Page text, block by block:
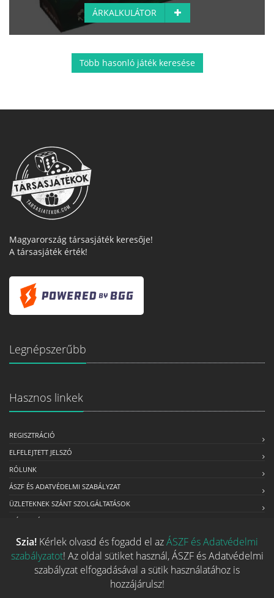
ÁRKALKULÁTOR
Több hasonló játék keresése
Magyarország társasjáték keresője!
A társasjáték érték!
Legnépszerűbb
Hasznos linkek
REGISZTRÁCIÓ
ELFELEJTETT JELSZÓ
RÓLUNK
ÁSZF ÉS ADATVÉDELMI SZABÁLYZAT
ÜZLETEKNEK SZÁNT SZOLGÁLTATÁSOK
MÉDIAAJÁNLAT
Kapcsolat
Szia! Kérlek olvasd és fogadd el azÁSZF és Adatvédelmi
szabályzatot! Az oldal sütiket használ, ÁSZF és Adatvédelmi
szabályzat elfogadásával a sütik használatához is
hozzájárulsz!